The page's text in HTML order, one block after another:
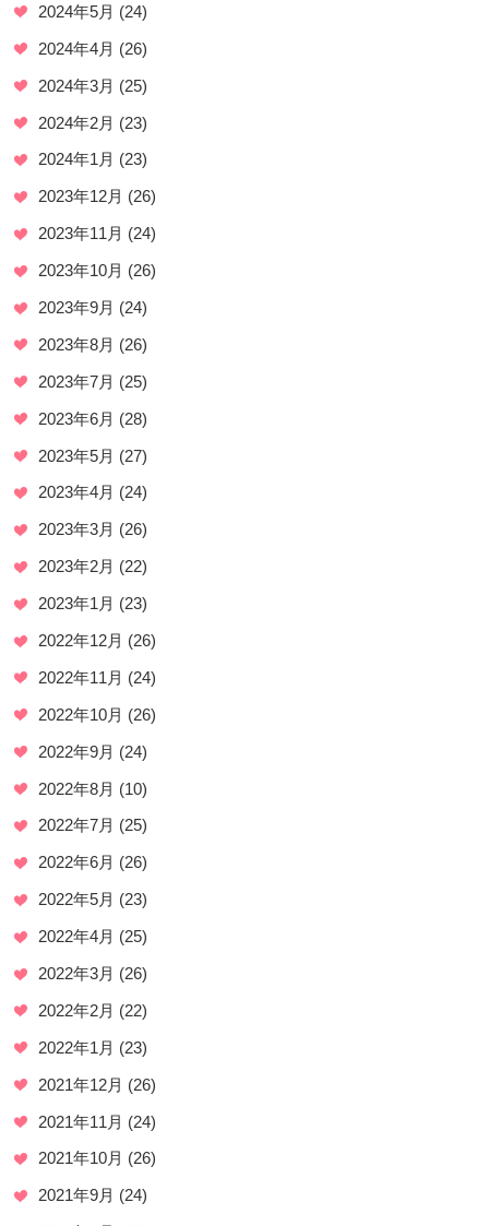
2024年5月 (24)
2024年4月 (26)
2024年3月 (25)
2024年2月 (23)
2024年1月 (23)
2023年12月 (26)
2023年11月 (24)
2023年10月 (26)
2023年9月 (24)
2023年8月 (26)
2023年7月 (25)
2023年6月 (28)
2023年5月 (27)
2023年4月 (24)
2023年3月 (26)
2023年2月 (22)
2023年1月 (23)
2022年12月 (26)
2022年11月 (24)
2022年10月 (26)
2022年9月 (24)
2022年8月 (10)
2022年7月 (25)
2022年6月 (26)
2022年5月 (23)
2022年4月 (25)
2022年3月 (26)
2022年2月 (22)
2022年1月 (23)
2021年12月 (26)
2021年11月 (24)
2021年10月 (26)
2021年9月 (24)